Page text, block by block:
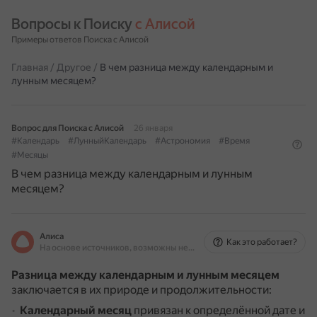
Вопросы к Поиску с Алисой
Примеры ответов Поиска с Алисой
Главная / Другое / В чем разница между календарным и
лунным месяцем?
Вопрос для Поиска с Алисой
26 января
#Календарь
#ЛунныйКалендарь #Астрономия
#Время
#Месяцы
В чем разница между календарным и лунным
месяцем?
Алиса
На основе источников, возможны неточности
Как это работает?
Разница между календарным и лунным месяцем
заключается в их природе и продолжительности:
Календарный месяц привязан к определённой дате и